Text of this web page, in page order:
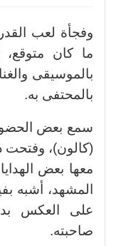
وفجأة لعب
ما كان متوقع،
بالموسيقى
بالمحتفى به.
سمع بعض
(كالون)، وفتحت
معها بعض
المشهد، أشبه
على العكس
صاحبته.